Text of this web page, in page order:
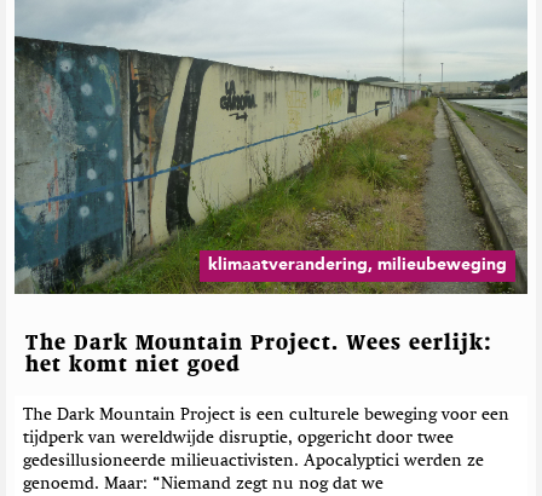
klimaatverandering, milieubeweging
The Dark Mountain Project. Wees eerlijk:
het komt niet goed
The Dark Mountain Project is een culturele beweging voor een
tijdperk van wereldwijde disruptie, opgericht door twee
gedesillusioneerde milieuactivisten. Apocalyptici werden ze
genoemd. Maar: “Niemand zegt nu nog dat we